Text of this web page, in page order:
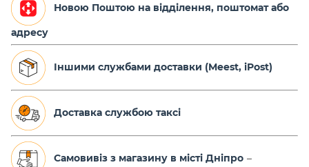
Новою Поштою на відділення, поштомат або
адресу
Іншими службами доставки (Meest, iPost)
Доставка службою таксі
Самовивіз з магазину в місті Дніпро –